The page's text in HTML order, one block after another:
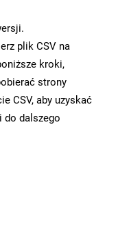
plik CSV na
kroki,
strony
CSV, aby uzyskać
do dalszego